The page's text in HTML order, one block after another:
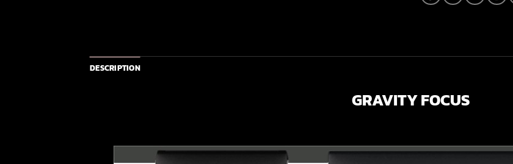
DESCRIPTION
GRAVITY FOCUS